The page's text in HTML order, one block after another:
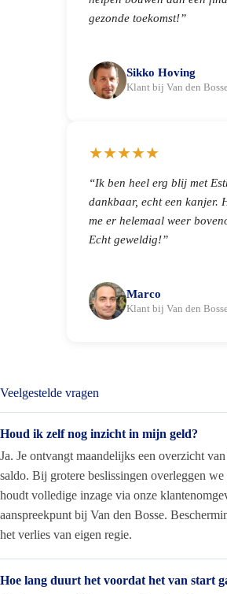
gezonde toekomst!”
Sikko Hoving
Klant bij Van den
★★★★★
“Ik ben heel erg blij met
dankbaar, echt een kanjer.
me er helemaal weer
Echt geweldig!”
Marco
Klant bij Van den
Veelgestelde vragen
Houd ik zelf nog inzicht in mijn geld?
Ja. Je ontvangt maandelijks een overzicht
saldo. Bij grotere beslissingen overleggen
houdt volledige inzage via onze
aanspreekpunt bij Van den Bosse.
het verlies van eigen regie.
Hoe lang duurt het voordat het van start